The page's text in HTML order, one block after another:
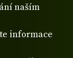
naším
informace